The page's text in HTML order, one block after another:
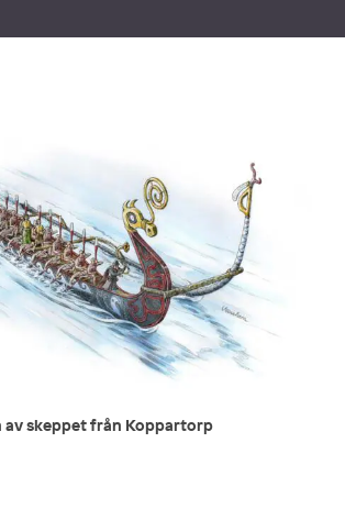
av skeppet från Koppartorp